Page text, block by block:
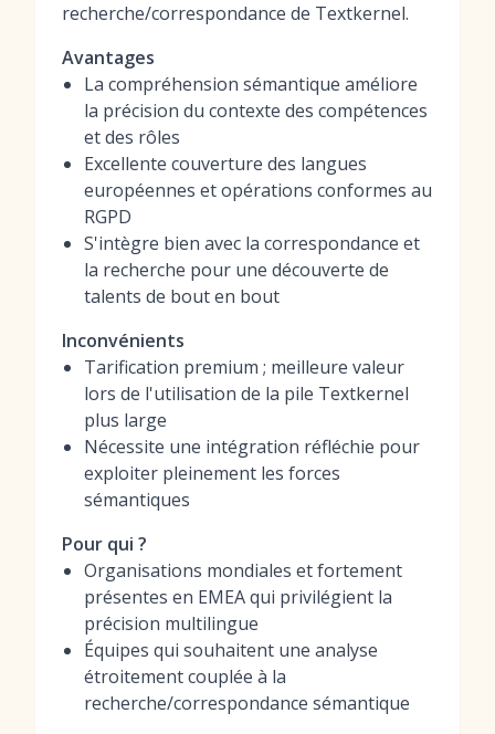
recherche/correspondance de Textkernel.
Avantages
La compréhension sémantique améliore
la précision du contexte des compétences
et des rôles
Excellente couverture des langues
européennes et opérations conformes au
RGPD
S'intègre bien avec la correspondance et
la recherche pour une découverte de
talents de bout en bout
Inconvénients
Tarification premium ; meilleure valeur
lors de l'utilisation de la pile Textkernel
plus large
Nécessite une intégration réfléchie pour
exploiter pleinement les forces
sémantiques
Pour qui ?
Organisations mondiales et fortement
présentes en EMEA qui privilégient la
précision multilingue
Équipes qui souhaitent une analyse
étroitement couplée à la
recherche/correspondance sémantique